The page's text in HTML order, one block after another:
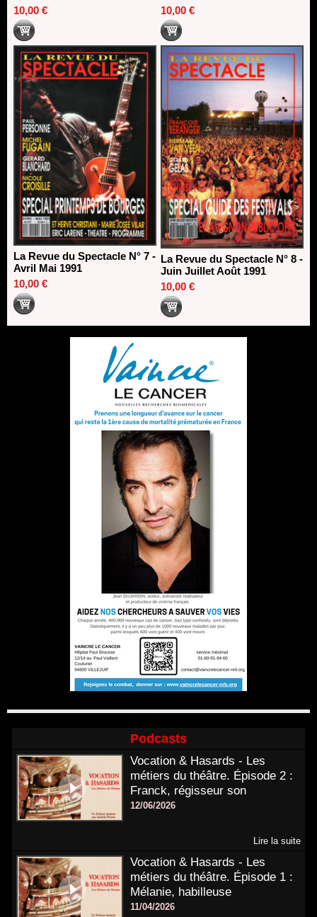
10,00 €
10,00 €
La Revue du Spectacle N° 7 -
Avril Mai 1991
10,00 €
La Revue du Spectacle N° 8 -
Juin Juillet Août 1991
10,00 €
Podcasts
Vocation & Hasards - Les
métiers du théâtre. Épisode 2 :
Franck, régisseur son
12/06/2026
Lire la suite
Vocation & Hasards - Les
métiers du théâtre. Épisode 1 :
Mélanie, habilleuse
11/04/2026